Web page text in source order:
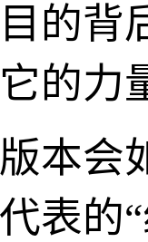
的背
的力
本会
表的